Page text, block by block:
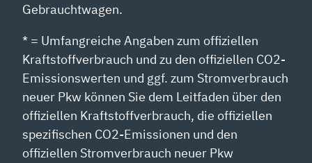
Gebrauchtwagen.
* = Umfangreiche Angaben zum offiziellen
Kraftstoffverbrauch und zu den offiziellen CO2-
Emissionswerten und ggf. zum Stromverbrauch
neuer Pkw können Sie dem Leitfaden über den
offiziellen Kraftstoffverbrauch, die offiziellen
spezifischen CO2-Emissionen und den
offiziellen Stromverbrauch neuer Pkw